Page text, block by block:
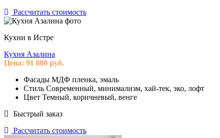
Рассчитать стоимость
Кухни в Истре
Кухня Азалина
Цена: 91 800 руб.
Фасады МДФ пленка, эмаль
Стиль Современный, минимализм, хай-тек, эко, лофт
Цвет Темный, коричневый, венге
Быстрый заказ
Рассчитать стоимость